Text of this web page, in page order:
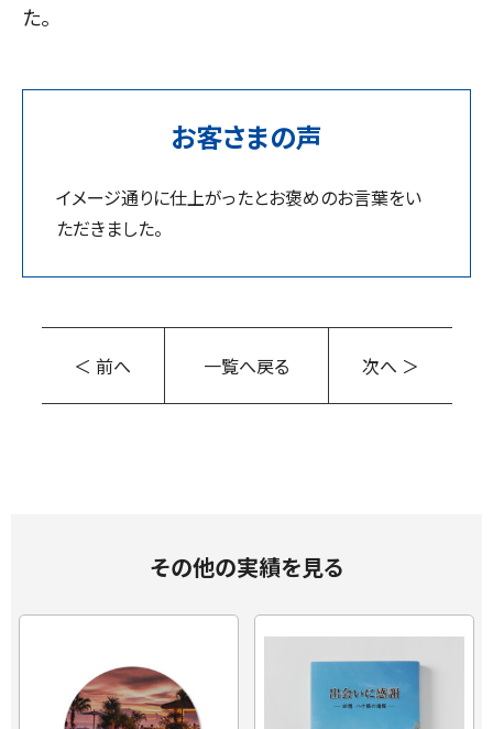
た。
お客さまの声
イメージ通りに仕上がったとお褒めのお言葉をい
ただきました。
＜ 前へ 一覧へ戻る 次へ ＞
その他の実績を見る